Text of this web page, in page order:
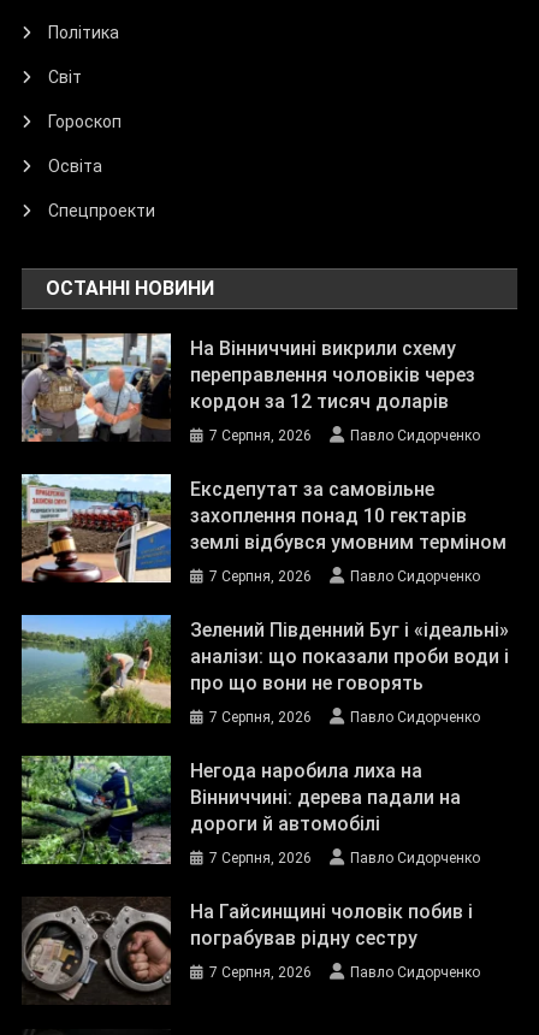
Політика
Світ
Гороскоп
Освіта
Спецпроекти
ОСТАННІ НОВИНИ
На Вінниччині викрили схему
переправлення чоловіків через
кордон за 12 тисяч доларів
7 Серпня, 2026 Павло Сидорченко
Ексдепутат за самовільне
захоплення понад 10 гектарів
землі відбувся умовним терміном
7 Серпня, 2026 Павло Сидорченко
Зелений Південний Буг і «ідеальні»
аналізи: що показали проби води і
про що вони не говорять
7 Серпня, 2026 Павло Сидорченко
Негода наробила лиха на
Вінниччині: дерева падали на
дороги й автомобілі
7 Серпня, 2026 Павло Сидорченко
На Гайсинщині чоловік побив і
пограбував рідну сестру
7 Серпня, 2026 Павло Сидорченко